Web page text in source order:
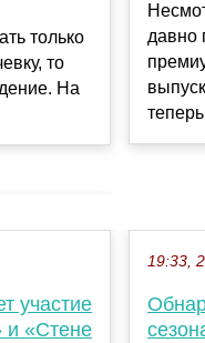
только
то
На
давно
участие
и «Стене
19:33,